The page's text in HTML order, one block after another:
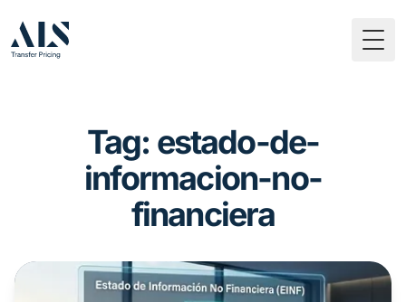
Tag: estado-de-
informacion-no-
financiera